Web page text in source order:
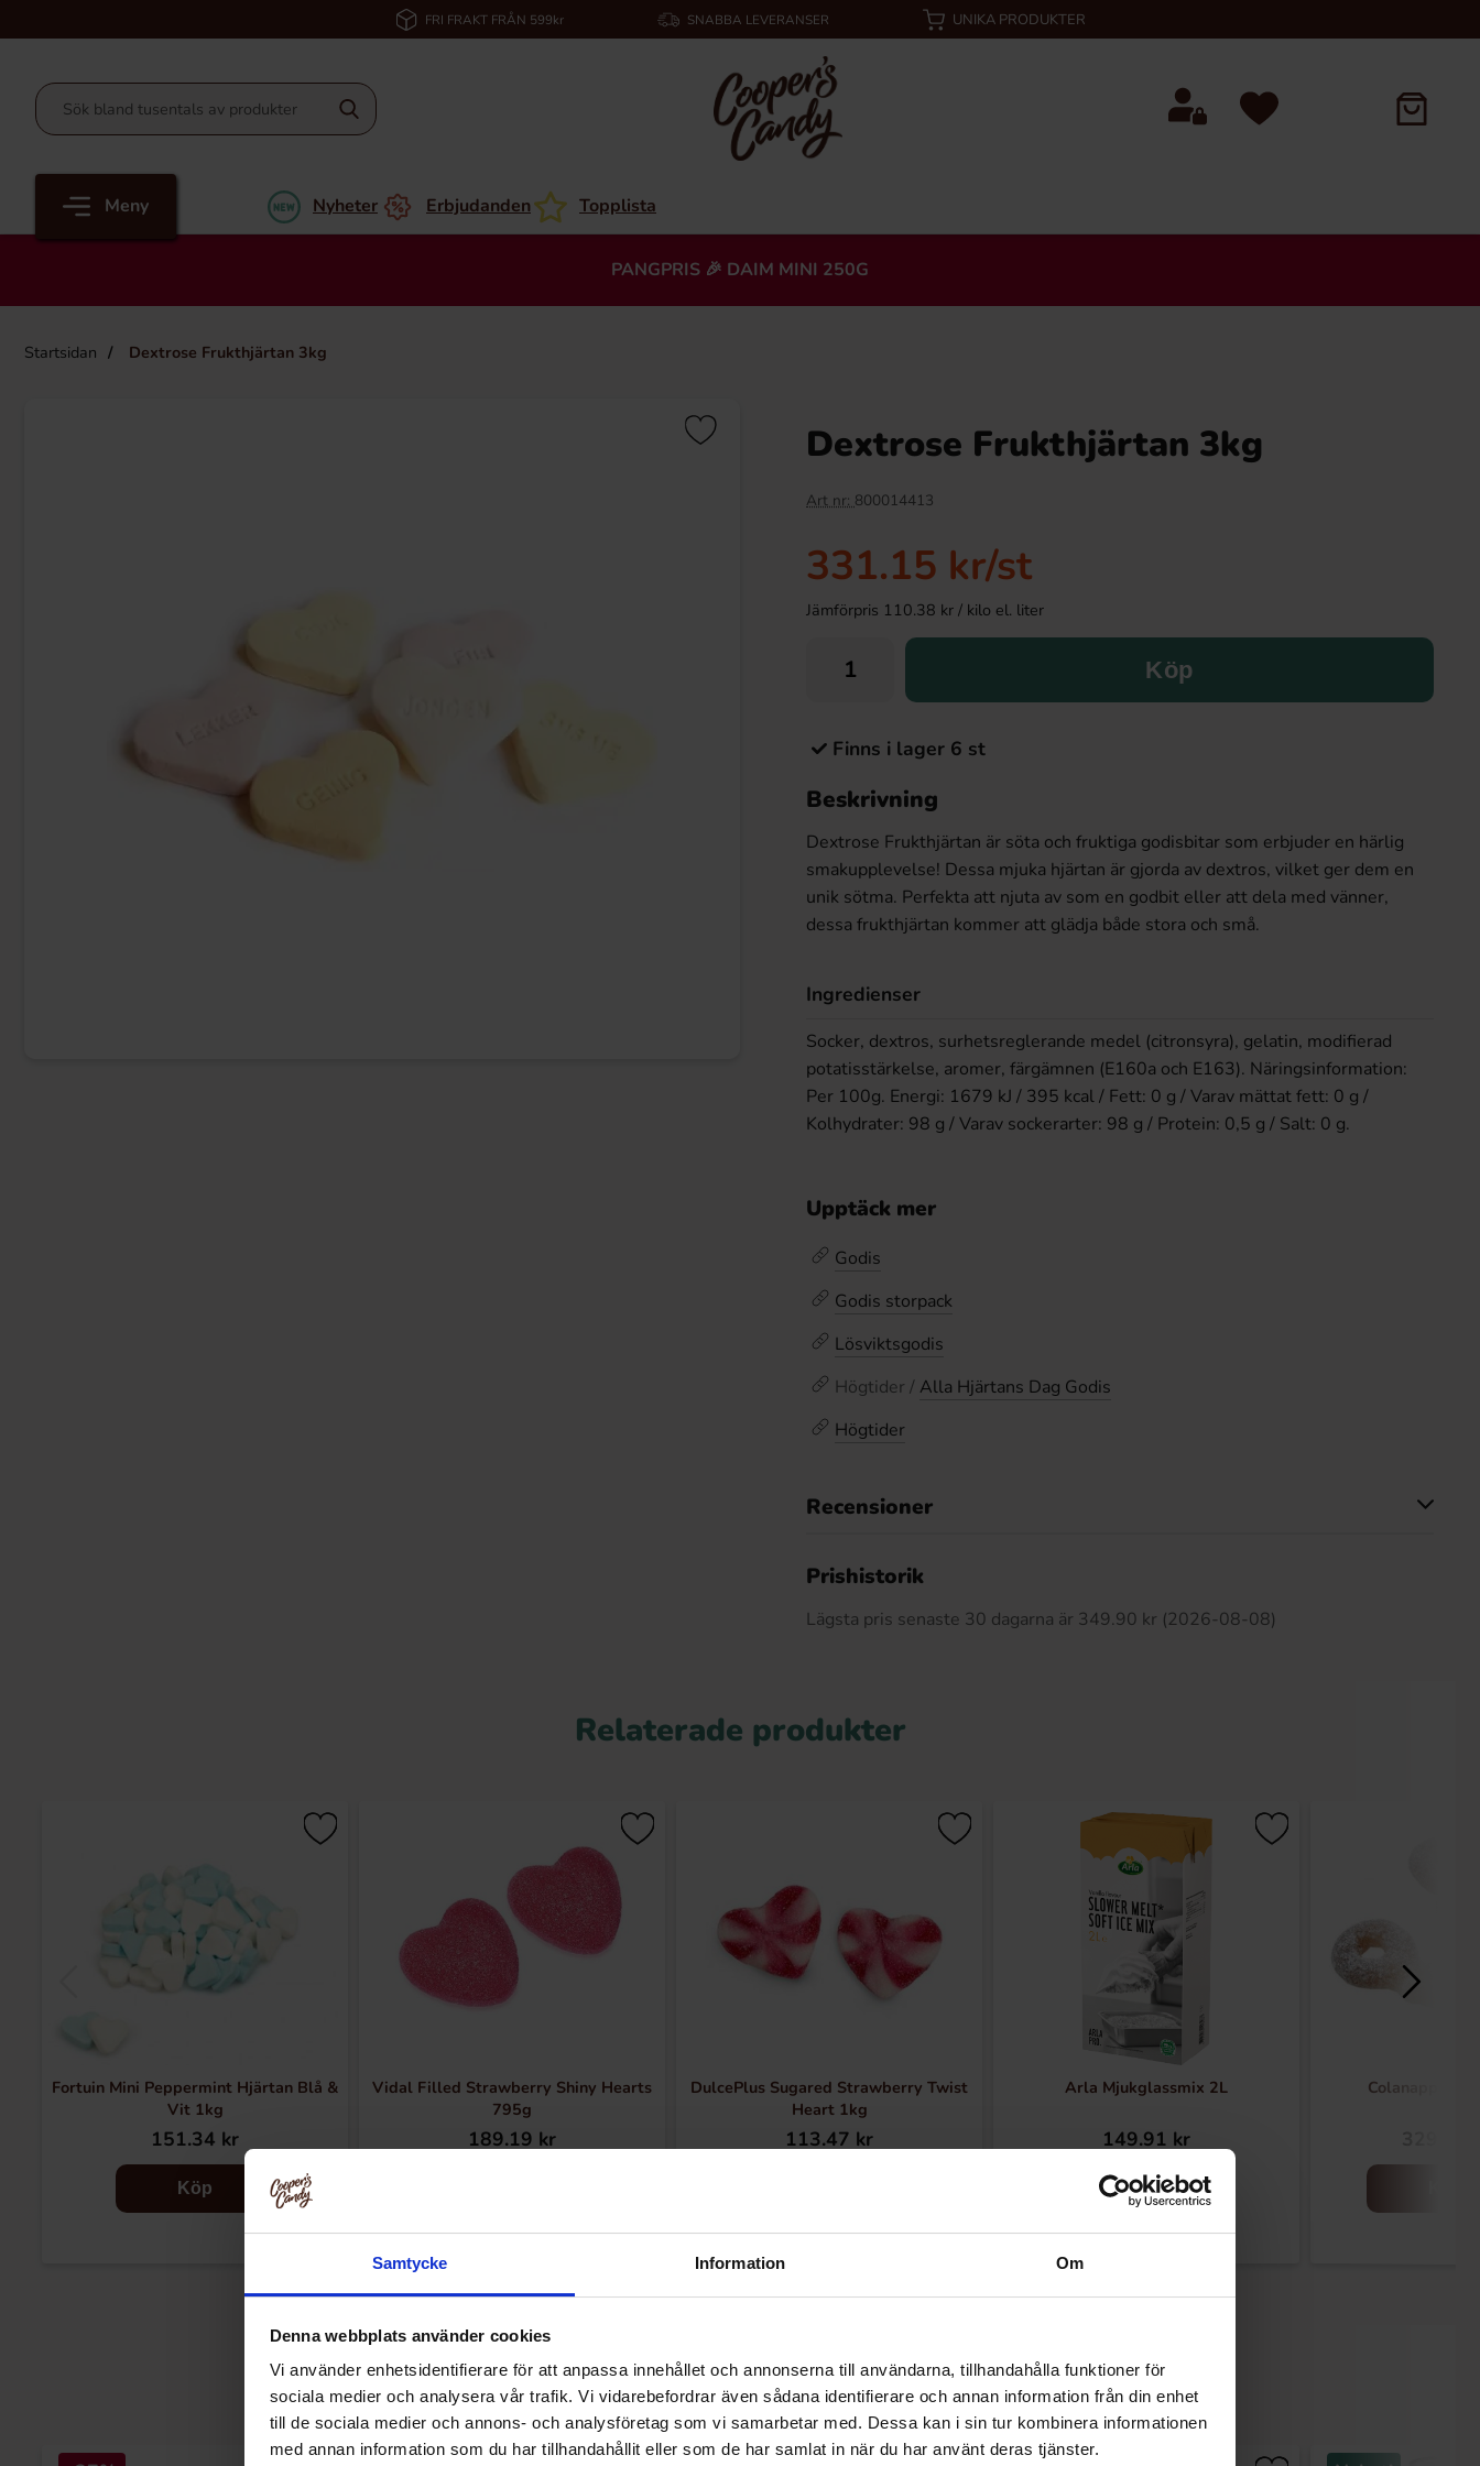
Samtycke Information Om
Denna webbplats använder cookies
Vi använder enhetsidentifierare för att anpassa innehållet och annonserna till användarna, tillhandahålla funktioner för
sociala medier och analysera vår trafik. Vi vidarebefordrar även sådana identifierare och annan information från din enhet
till de sociala medier och annons- och analysföretag som vi samarbetar med. Dessa kan i sin tur kombinera informationen
med annan information som du har tillhandahållit eller som de har samlat in när du har använt deras tjänster.
FRI FRAKT FRÅN 599kr SNABBA LEVERANSER UNIKA PRODUKTER
Meny Nyheter Erbjudanden Topplista
PANGPRIS 🎉 DAIM MINI 250G
Startsidan Dextrose Frukthjärtan 3kg
Dextrose Frukthjärtan 3kg
Art nr: 800014413
331.15 kr/st
Jämförpris 110.38 kr / kilo el. liter
Köp
Finns i lager 6 st
Beskrivning
Dextrose Frukthjärtan är söta och fruktiga godisbitar som erbjuder en härlig
smakupplevelse! Dessa mjuka hjärtan är gjorda av dextros, vilket ger dem en
unik sötma. Perfekta att njuta av som en godbit eller att dela med vänner,
dessa frukthjärtan kommer att glädja både stora och små.
Ingredienser
Socker, dextros, surhetsreglerande medel (citronsyra), gelatin, modifierad
potatisstärkelse, aromer, färgämnen (E160a och E163). Näringsinformation:
Per 100g. Energi: 1679 kJ / 395 kcal / Fett: 0 g / Varav mättat fett: 0 g /
Kolhydrater: 98 g / Varav sockerarter: 98 g / Protein: 0,5 g / Salt: 0 g.​
Upptäck mer
Godis
Godis storpack
Lösviktsgodis
Högtider / Alla Hjärtans Dag Godis
Högtider
Recensioner
Prishistorik
Lägsta pris senaste 30 dagarna är 349.90 kr (2026-08-08)
Relaterade produkter
Fortuin Mini Peppermint Hjärtan Blå &
Vit 1kg
151.34 kr
Köp
Vidal Filled Strawberry Shiny Hearts
795g
189.19 kr
DulcePlus Sugared Strawberry Twist
Heart 1kg
113.47 kr
Arla Mjukglassmix 2L
149.91 kr
Köp
Colanappar
Andra gillade